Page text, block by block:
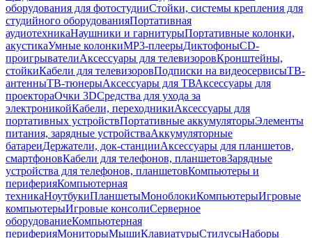
оборудования для фотостудииСтойки, системы крепления для
студийного оборудованияПортативная
аудиотехникаНаушники и гарнитурыПортативные колонки,
акустикаУмные колонкиMP3-плеерыДиктофоныCD-
проигрывателиАксессуары для телевизоровКронштейны,
стойкиКабели для телевизоровПодписки на видеосервисыТВ-
антенныТВ-тюнерыАксессуары для ТВАксессуары для
проектораОчки 3DСредства для ухода за
электроникойКабели, переходникиАксессуары для
портативных устройствПортативные аккумуляторыЭлементы
питания, зарядные устройстваАккумуляторные
батареиДержатели, док-станцииАксессуары для планшетов,
смартфоновКабели для телефонов, планшетовЗарядные
устройства для телефонов, планшетовКомпьютеры и
периферияКомпьютерная
техникаНоутбукиПланшетыМоноблокиКомпьютерыИгровые
компьютерыИгровые консолиСерверное
оборудованиеКомпьютерная
периферияМониторыМышиКлавиатурыСтилусыНаборы